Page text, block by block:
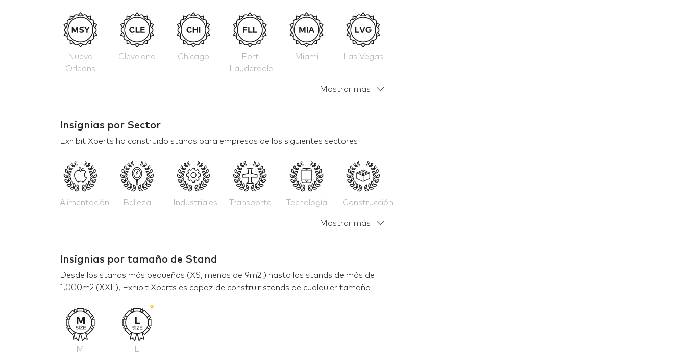
Nueva
Orleans
Cleveland Chicago
Fort
Lauderdale
Miami Las Vegas
Mostrar más
Insignias por Sector
Exhibit Xperts ha construido stands para empresas de los siguientes sectores
Alimentación Belleza Industriales Transporte Tecnología Construcción
Mostrar más
Insignias por tamaño de Stand
Desde los stands más pequeños (XS, menos de 9m2 ) hasta los stands de más de
1,000m2 (XXL), Exhibit Xperts es capaz de construir stands de cualquier tamaño
M